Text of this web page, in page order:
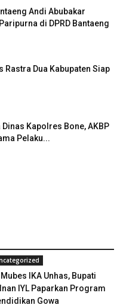
Andi Abubakar
di DPRD Bantaeng
Rastra Dua Kabupaten Siap
Kapolres Bone, AKBP
Pelaku...
Mubes IKA Unhas, Bupati
IYL Paparkan Program
Gowa